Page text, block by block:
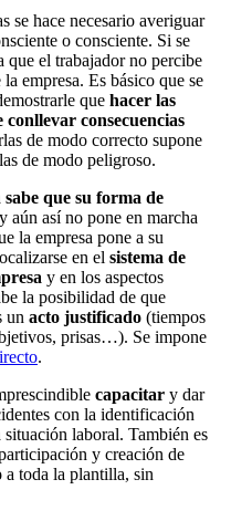
se hace necesario averiguar
o consciente. Si se
que el trabajador no percibe
empresa. Es básico que se
que hacer las
conllevar consecuencias
de modo correcto supone
de modo peligroso.
sabe que su forma de
y aún así no pone en marcha
la empresa pone a su
en el sistema de
y en los aspectos
la posibilidad de que
un acto justificado (tiempos
prisas…). Se impone
.
capacitar y dar
con la identificación
situación laboral. También es
y creación de
a toda la plantilla, sin